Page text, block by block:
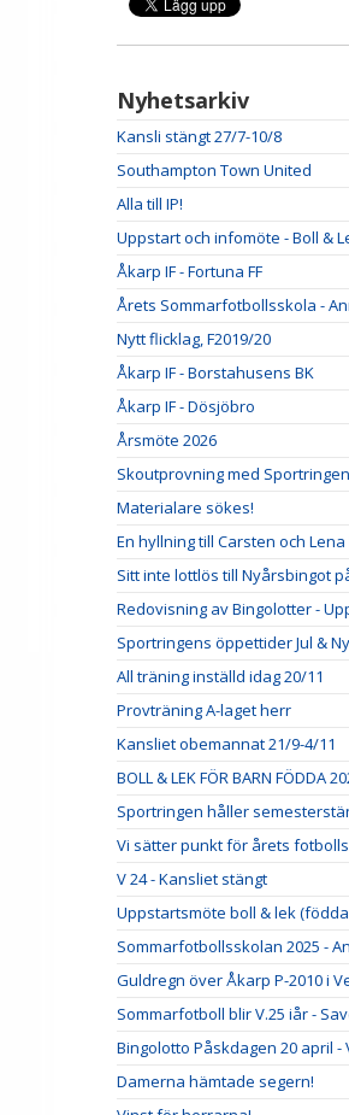
Nyhetsarkiv
Kansli stängt 27/7-10/8
Southampton Town United
Alla till IP!
Uppstart och infomöte - Boll &
Åkarp IF - Fortuna FF
Årets Sommarfotbollsskola -
Nytt flicklag, F2019/20
Åkarp IF - Borstahusens BK
Åkarp IF - Dösjöbro
Årsmöte 2026
Skoutprovning med
Materialare sökes!
En hyllning till Carsten och
Sitt inte lottlös till Nyårsbingot
Redovisning av Bingolotter -
Sportringens öppettider Jul &
All träning inställd idag 20/11
Provträning A-laget herr
Kansliet obemannat 21/9-4/11
BOLL & LEK FÖR BARN FÖDDA
Sportringen håller
Vi sätter punkt för årets
V 24 - Kansliet stängt
Uppstartsmöte boll & lek (födda
Sommarfotbollsskolan 2025 -
Guldregn över Åkarp P-2010 i
Sommarfotboll blir V.25 iår -
Bingolotto Påskdagen 20 april -
Damerna hämtade segern!